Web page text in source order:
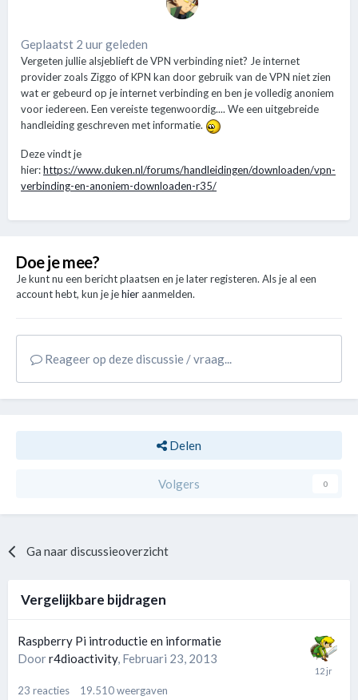
Geplaatst 2 uur geleden
Vergeten jullie alsjeblieft de VPN verbinding niet? Je internet
provider zoals Ziggo of KPN kan door gebruik van de VPN niet zien
wat er gebeurd op je internet verbinding en ben je volledig anoniem
voor iedereen. Een vereiste tegenwoordig.... We een uitgebreide
handleiding geschreven met informatie.
Deze vindt je
hier:https://www.duken.nl/forums/handleidingen/downloaden/vpn-
verbinding-en-anoniem-downloaden-r35/
Doe je mee?
Je kunt nu een bericht plaatsen en je later registeren. Als je al een
account hebt, kun je jehieraanmelden.
Reageer op deze discussie / vraag...
Delen
Volgers 0
Ga naar discussieoverzicht
Vergelijkbare bijdragen
Raspberry Pi introductie en informatie
Doorr4dioactivity, Februari 23, 2013
23 reacties 19.510weergaven